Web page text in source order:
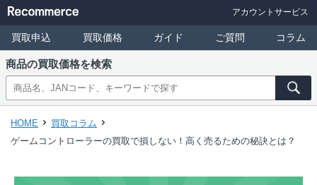
アカウントサービス
買取申込 買取価格 ガイド ご質問 コラム
商品の買取価格を検索
HOME
買取コラム
ゲームコントローラーの買取で損しない！高く売るための秘訣とは？